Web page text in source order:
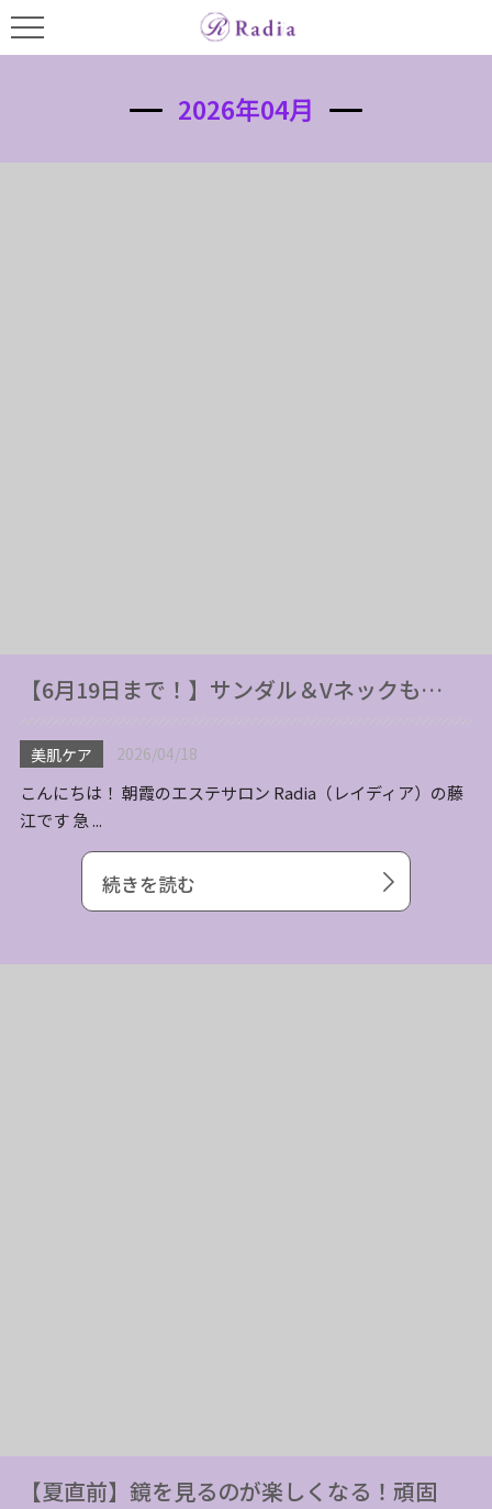
2026年04月
【6月19日まで！】サンダル＆Vネックも…
美肌ケア 2026/04/18
こんにちは！ 朝霞のエステサロン Radia（レイディア）の藤
江です 急 ...
続きを読む
【夏直前】鏡を見るのが楽しくなる！頑固